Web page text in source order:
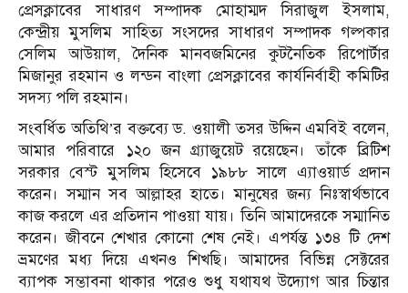
প্রেসক্লাবের সাধারণ সম্পাদক মোহাম্মদ সিরাজুল ইসলাম,
কেন্দ্রীয় মুসলিম সাহিত্য সংসদের সাধারণ সম্পাদক গল্পকার
সেলিম আউয়াল, দৈনিক মানবজমিনের কুটনৈতিক রিপোর্টার
মিজানুর রহমান ও লন্ডন বাংলা প্রেসক্লাবের কার্যনির্বাহী কমিটির
সদস্য পলি রহমান।
সংবর্ধিত অতিথি’র বক্তব্যে ড. ওয়ালী তসর উদ্দিন এমবিই বলেন,
আমার পরিবারে ১২০ জন গ্র্যাজুয়েট রয়েছেন। তাঁকে ব্রিটিশ
সরকার বেস্ট মুসলিম হিসেবে ১৯৮৮ সালে এ্যাওয়ার্ড প্রদান
করেন। সম্মান সব আল্লাহর হাতে। মানুষের জন্য নিঃস্বার্থভাবে
কাজ করলে এর প্রতিদান পাওয়া যায়। তিনি আমাদেরকে সম্মানিত
করেন। জীবনে শেখার কোনো শেষ নেই। এপর্যন্ত ১৩৪ টি দেশ
ভ্রমণের মধ্য দিয়ে এখনও শিখছি। আমাদের বিভিন্ন সেক্টরের
ব্যাপক সম্ভাবনা থাকার পরেও শুধু যথাযথ উদ্যোগ আর চিন্তার